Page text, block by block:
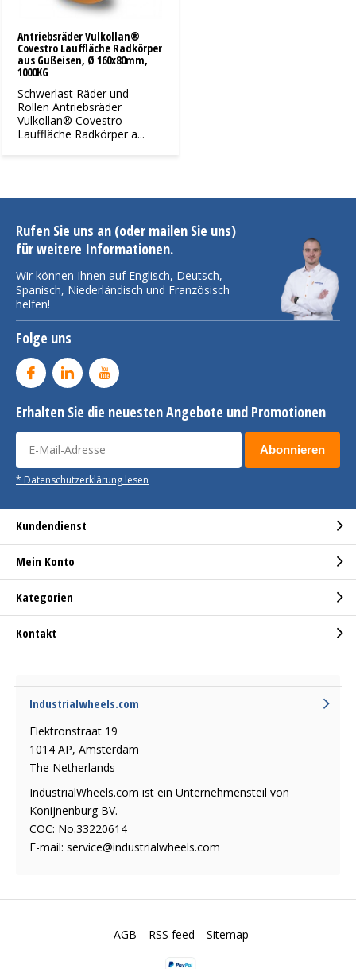
Antriebsräder Vulkollan®
Covestro Lauffläche Radkörper
aus Gußeisen, Ø 160x80mm,
1000KG
Schwerlast Räder und
Rollen Antriebsräder
Vulkollan® Covestro
Lauffläche Radkörper a...
Rufen Sie uns an (oder mailen Sie uns)
für weitere Informationen.
Wir können Ihnen auf Englisch, Deutsch,
Spanisch, Niederländisch und Französisch
helfen!
Folge uns
Erhalten Sie die neuesten Angebote und Promotionen
Abonnieren
* Datenschutzerklärung lesen
Kundendienst
Mein Konto
Kategorien
Kontakt
Industrialwheels.com
Elektronstraat 19
1014 AP, Amsterdam
The Netherlands
IndustrialWheels.com ist ein Unternehmensteil von
Konijnenburg BV.
COC: No.33220614
E-mail: service@industrialwheels.com
AGB RSS feed Sitemap